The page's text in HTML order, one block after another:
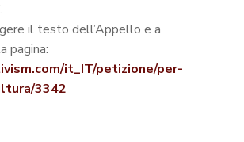
il testo dell’Appello e a
pagina:
it_IT/petizione/per-
3342